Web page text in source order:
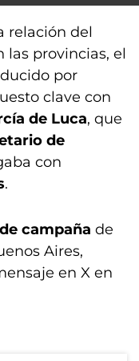
relación del
las provincias, el
por
clave con
de Luca, que
de
con
.
campaña de
Aires,
en X en